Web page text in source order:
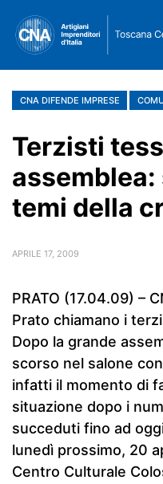
CNA DIFENDE IMPRESE
Terzisti
temi della
APRILE 17, 2009
PRATO (17.04.09) –
Prato chiamano i
Dopo la grande
scorso nel salone
infatti il momento di
situazione dopo i
succeduti fino ad
lunedì prossimo, 20
Centro Culturale